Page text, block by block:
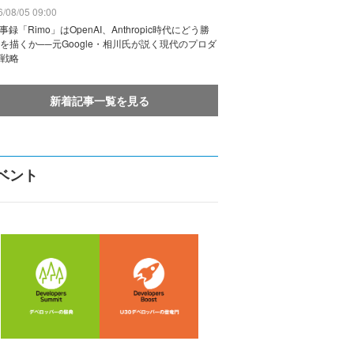
08/05 09:00
録「Rimo」はOpenAI、Anthropic時代にどう勝
描くか──元Google・相川氏が説く現代のプロダ
略
新着記事一覧を見る
ント